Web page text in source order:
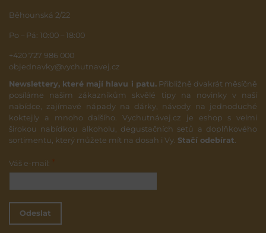
Běhounská 2/22
Po – Pá: 10:00 – 18:00
+420 727 986 000
objednavky@vychutnavej.cz
Newslettery, které mají hlavu i patu.Přibližně dvakrát měsíčně
posíláme našim zákazníkům skvělé tipy na novinky v naší
nabídce, zajímavé nápady na dárky, návody na jednoduché
koktejly a mnoho dalšího. Vychutnávej.cz je eshop s velmi
širokou nabídkou alkoholu, degustačních setů a doplňkového
sortimentu, který můžete mít na dosah i Vy. Stačí odebírat
Váš e-mail:
Odeslat